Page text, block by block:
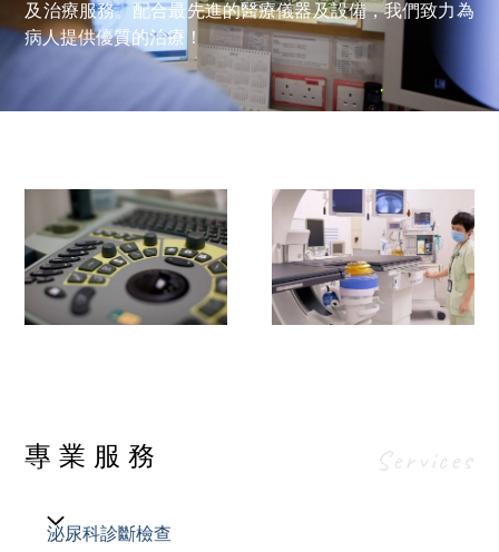
及治療服務。配合最先進的醫療儀器及設備，我們致力為
病人提供優質的治療！
專業服務 Services
泌尿科診斷檢查